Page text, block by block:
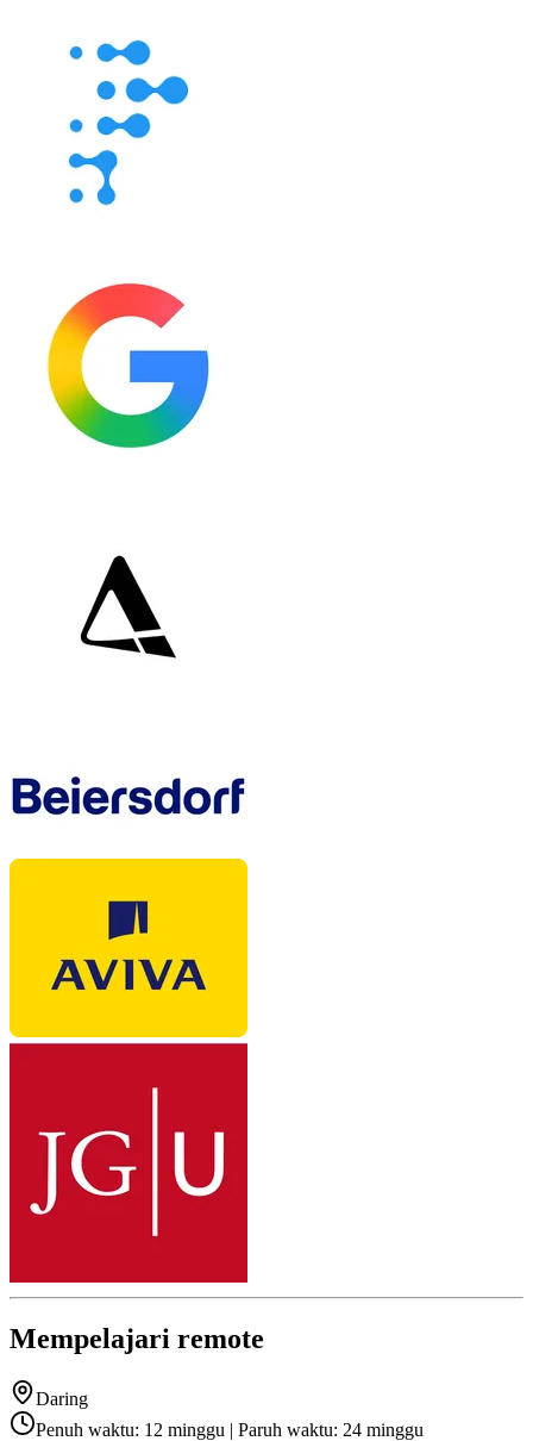
Mempelajari remote
Daring
Penuh waktu: 12 minggu | Paruh waktu: 24 minggu